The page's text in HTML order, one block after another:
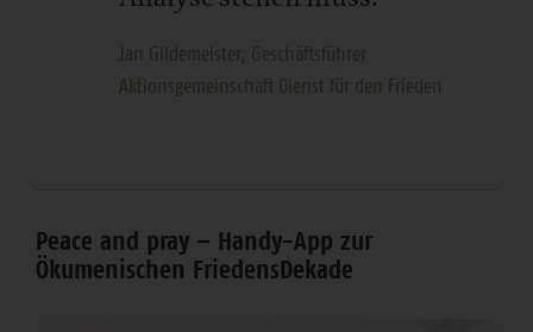
Jan Gildemeister, Geschäftsführer
Aktionsgemeinschaft Dienst für den Frieden
Peace and pray – Handy-App zur
Ökumenischen FriedensDekade